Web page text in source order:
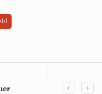
Oplev
‹ ›